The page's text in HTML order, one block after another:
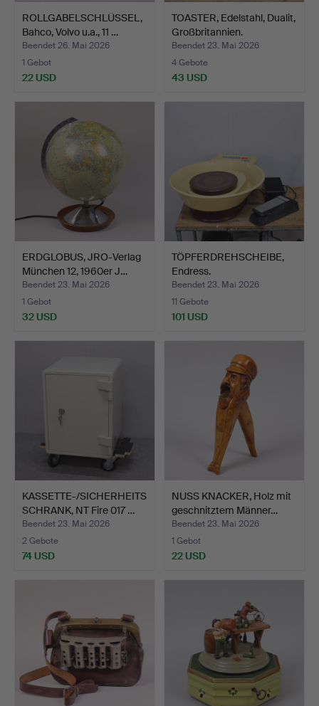
ROLLGABELSCHLÜSSEL,
Bahco, Volvo u.a., 11 …
Beendet 26. Mai 2026
1 Gebot
22 USD
TOASTER, Edelstahl, Dualit,
Großbritannien.
Beendet 23. Mai 2026
4 Gebote
43 USD
ERDGLOBUS, JRO-Verlag
München 12, 1960er J…
Beendet 23. Mai 2026
1 Gebot
32 USD
TÖPFERDREHSCHEIBE,
Endress.
Beendet 23. Mai 2026
11 Gebote
101 USD
KASSETTE-/SICHERHEITS
SCHRANK, NT Fire 017 …
Beendet 23. Mai 2026
2 Gebote
74 USD
NUSS KNACKER, Holz mit
geschnitztem Männer…
Beendet 23. Mai 2026
1 Gebot
22 USD